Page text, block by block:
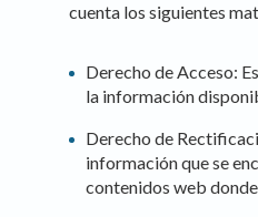
cuenta los siguientes
Derecho de Acceso:
la información
Derecho de
información que se
contenidos web